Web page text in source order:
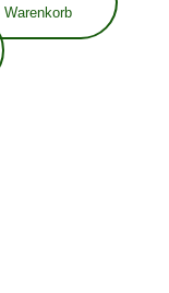
Warenkorb